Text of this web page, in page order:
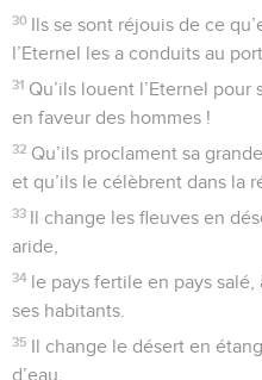
30 Ils se sont réjouis de ce
l’Eternel les a conduits au
31 Qu’ils louent l’Eternel
en faveur des hommes !
32 Qu’ils proclament sa
et qu’ils le célèbrent dans la
33 Il change les fleuves en
aride,
34 le pays fertile en pays
ses habitants.
35 Il change le désert en
d’eau,